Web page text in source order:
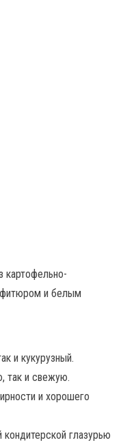
и кукурузный.
так и свежую.
и хорошего
глазурью